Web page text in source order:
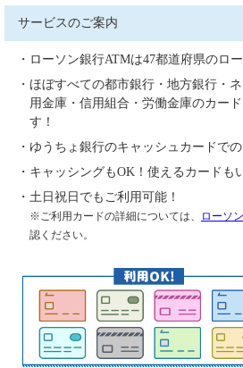
サービスのご案内
・ローソン銀行ATMは47都道府県のロ
・ほぼすべての都市銀行・地方銀行・
用金庫・信用組合・労働金庫のカー
す！
・ゆうちょ銀行のキャッシュカードで
・キャッシングもOK！使えるカードも
・土日祝日でもご利用可能！
※ご利用カードの詳細については、 ローソ
認ください。